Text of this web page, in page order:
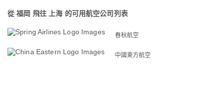
從 福岡 飛往 上海 的可用航空公司列表
春秋航空
中國東方航空